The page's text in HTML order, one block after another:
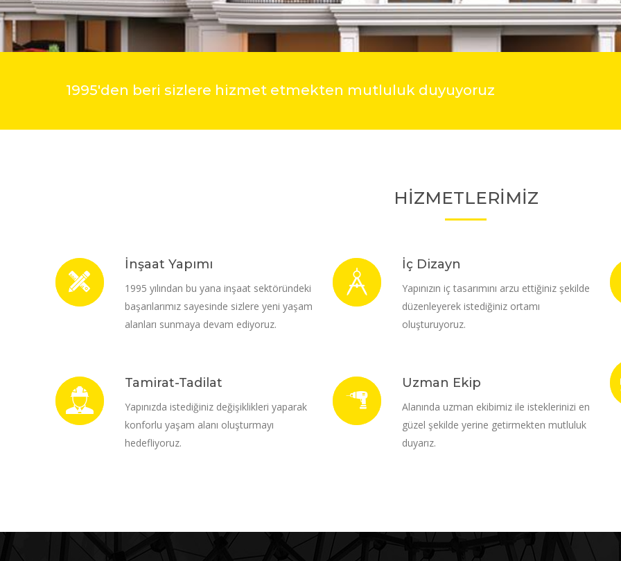
1995'den beri sizlere hizmet etmekten mutluluk duyuyoruz
HİZMETLERİMİZ
İnşaat Yapımı
1995 yılından bu yana inşaat sektöründeki
başarılarımız sayesinde sizlere yeni yaşam
alanları sunmaya devam ediyoruz.
Tamirat-Tadilat
Yapınızda istediğiniz değişiklikleri yaparak
konforlu yaşam alanı oluşturmayı
hedefliyoruz.
İç Dizayn
Yapınızın iç tasarımını arzu ettiğiniz şekilde
düzenleyerek istediğiniz ortamı
oluşturuyoruz.
Uzman Ekip
Alanında uzman ekibimiz ile isteklerinizi en
güzel şekilde yerine getirmekten mutluluk
duyarız.